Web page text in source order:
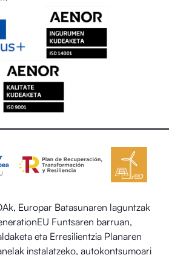
Europar Batasunaren laguntzak
Funtsaren barruan,
eta Erresilientzia Planaren
instalatzeko, autokontsumoari